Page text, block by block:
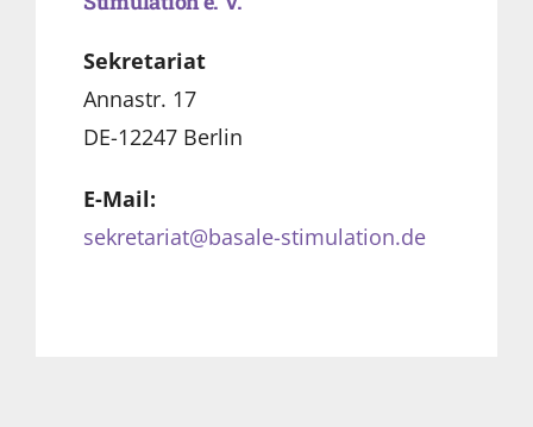
Sekretariat
Annastr. 17
DE-12247 Berlin
E-Mail:
sekretariat@basale-stimulation.de